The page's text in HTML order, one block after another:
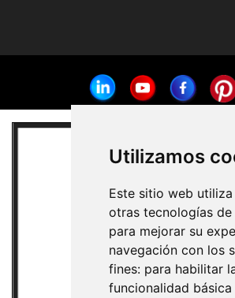
Utilizamos
Este sitio web
otras tecnologías de
para mejorar su
navegación con los
fines: para habilitar
funcionalidad